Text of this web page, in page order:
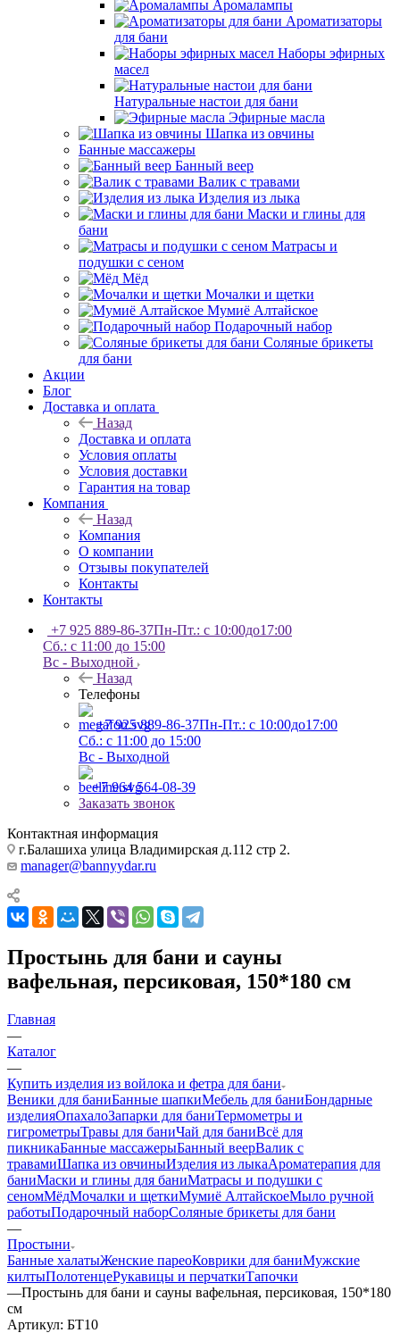
Аромалампы
Ароматизаторы
для бани
Наборы эфирных
масел
Натуральные настои для бани
Эфирные масла
Шапка из овчины
Банные массажеры
Банный веер
Валик с травами
Изделия из лыка
Маски и глины для
бани
Матрасы и
подушки с сеном
Мёд
Мочалки и щетки
Мумиё Алтайское
Подарочный набор
Соляные брикеты
для бани
Акции
Блог
Доставка и оплата
Назад
Доставка и оплата
Условия оплаты
Условия доставки
Гарантия на товар
Компания
Назад
Компания
О компании
Отзывы покупателей
Контакты
Контакты
+7 925 889-86-37Пн-Пт.: с 10:00до17:00
Сб.: с 11:00 до 15:00
Вс - Выходной
Назад
Телефоны
+7 925 889-86-37Пн-Пт.: с 10:00до17:00
Сб.: с 11:00 до 15:00
Вс - Выходной
+7 964 564-08-39
Заказать звонок
Контактная информация
г.Балашиха улица Владимирская д.112 стр 2.
manager@bannyydar.ru
Простынь для бани и сауны
вафельная, персиковая, 150*180 см
Главная
—
Каталог
—
Купить изделия из войлока и фетра для бани
Веники для баниБанные шапкиМебель для баниБондарные
изделияОпахалоЗапарки для баниТермометры и
гигрометрыТравы для баниЧай для баниВсё для
пикникаБанные массажерыБанный веерВалик с
травамиШапка из овчиныИзделия из лыкаАроматерапия для
баниМаски и глины для баниМатрасы и подушки с
сеномМёдМочалки и щеткиМумиё АлтайскоеМыло ручной
работыПодарочный наборСоляные брикеты для бани
—
Простыни
Банные халатыЖенские пареоКоврики для баниМужские
килтыПолотенцеРукавицы и перчаткиТапочки
—Простынь для бани и сауны вафельная, персиковая, 150*180
см
Артикул: БТ10